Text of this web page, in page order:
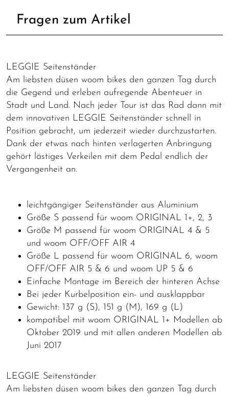
Fragen zum Artikel
LEGGIE Seitenständer
Am liebsten düsen woom bikes den ganzen Tag durch
die Gegend und erleben aufregende Abenteuer in
Stadt und Land. Nach jeder Tour ist das Rad dann mit
dem innovativen LEGGIE Seitenständer schnell in
Position gebracht, um jederzeit wieder durchzustarten.
Dank der etwas nach hinten verlagerten Anbringung
gehört lästiges Verkeilen mit dem Pedal endlich der
Vergangenheit an.
leichtgängiger Seitenständer aus Aluminium
Größe S passend für woom ORIGINAL 1+, 2, 3
Größe M passend für woom ORIGINAL 4 & 5
und woom OFF/OFF AIR 4
Größe L passend für woom ORIGINAL 6, woom
OFF/OFF AIR 5 & 6 und woom UP 5 & 6
Einfache Montage im Bereich der hinteren Achse
Bei jeder Kurbelposition ein- und ausklappbar
Gewicht: 137 g (S), 151 g (M), 169 g (L)
kompatibel mit woom ORIGINAL 1+ Modellen ab
Oktober 2019 und mit allen anderen Modellen ab
Juni 2017
LEGGIE Seitenständer
Am liebsten düsen woom bikes den ganzen Tag durch